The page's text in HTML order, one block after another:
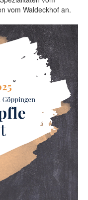
vom Waldeckhof an.